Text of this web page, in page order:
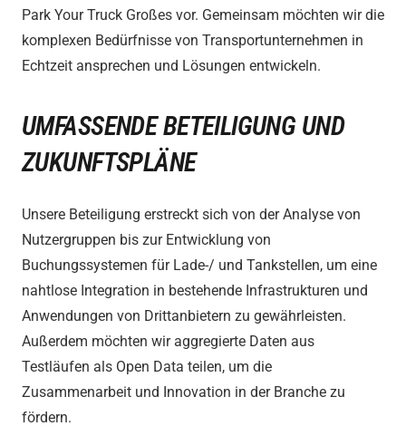
Park Your Truck Großes vor. Gemeinsam möchten wir die
komplexen Bedürfnisse von Transportunternehmen in
Echtzeit ansprechen und Lösungen entwickeln.
UMFASSENDE BETEILIGUNG UND
ZUKUNFTSPLÄNE
Unsere Beteiligung erstreckt sich von der Analyse von
Nutzergruppen bis zur Entwicklung von
Buchungssystemen für Lade-/ und Tankstellen, um eine
nahtlose Integration in bestehende Infrastrukturen und
Anwendungen von Drittanbietern zu gewährleisten.
Außerdem möchten wir aggregierte Daten aus
Testläufen als Open Data teilen, um die
Zusammenarbeit und Innovation in der Branche zu
fördern.